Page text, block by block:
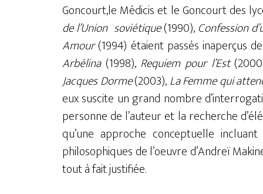
Goncourt,le Médicis et le Goncourt des
de l’Union soviétique(1990), Confession
Amour(1994) étaient passés inaperçus
Arbélina(1998),Requiem pour l’Est
Jacques Dorme(2003),La Femme qui
eux suscite un grand nombre
personne de l’auteur et la recherche
qu’une approche conceptuelle
philosophiques de l’oeuvre d’Andreï
tout à fait justifiée.